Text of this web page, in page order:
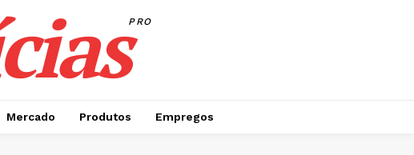
PRO
Mercado Produtos Empregos